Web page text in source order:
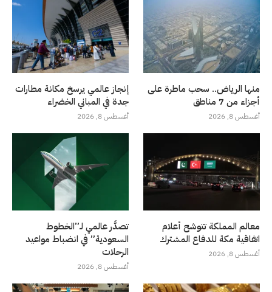
منها الرياض.. سحب ماطرة على
أجزاء من 7 مناطق
أغسطس 8, 2026
إنجاز عالمي يرسخ مكانة مطارات
جدة في المباني الخضراء
أغسطس 8, 2026
معالم المملكة تتوشح أعلام
اتفاقية مكة للدفاع المشترك
أغسطس 8, 2026
تصدُّر عالمي لـ”الخطوط
السعودية” في انضباط مواعيد
الرحلات
أغسطس 8, 2026